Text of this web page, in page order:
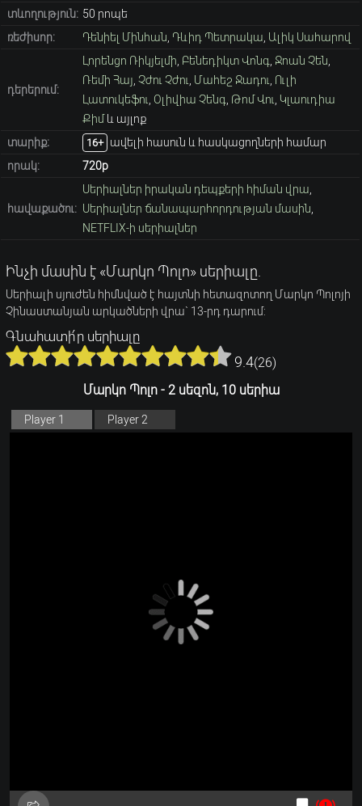
տևողություն: 50 րոպե
ռեժիսոր:
Դենիել Մինհան Դևիդ Պետրակա Ալիկ Սահարով
դերերում:
Լորենցո Ռիկյելմի Բենեդիկտ Վոնգ Ջոան Չեն
Ռեմի Հայ Չժու Չժու Մահեշ Ջադու Ուլի
Լատուկեֆու Օլիվիա Չենգ Թոմ Վու Կլաուդիա
Քիմև այլոք
տարիք։
16+
ավելի հասուն և հասկացողների համար
որակ:
720p
հավաքածու:
Սերիալներ իրական դեպքերի հիման վրա
Սերիալներ ճանապարհորդության մասին
NETFLIX-ի սերիալներ
Ինչի մասին է «Մարկո Պոլո» սերիալը.
Սերիալի սյուժեն հիմնված է հայտնի հետազոտող Մարկո Պոլոյի
Չինաստանյան արկածների վրա` 13-րդ դարում:
Գնահատի՛ր սերիալը
9.4(26)
Մարկո Պոլո - 2 սեզոն, 10 սերիա
Player 1 Player 2